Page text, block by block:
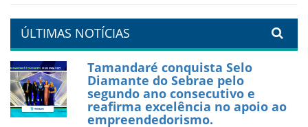
orla da cidade.
PartiuENEM — Prefeitura
garante transporte gratuito
para os estudantes
7 de novembro de 2025